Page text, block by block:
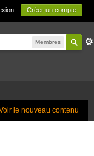
Créer un compte
Membres
le nouveau contenu